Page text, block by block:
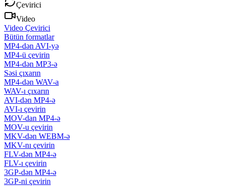
Çevirici
Video
Video Çevirici
Bütün formatlar
MP4-dən AVI-yə
MP4-ü çevirin
MP4-dən MP3-ə
Səsi çıxarın
MP4-dən WAV-a
WAV-ı çıxarın
AVI-dən MP4-ə
AVI-ı çevirin
MOV-dan MP4-ə
MOV-u çevirin
MKV-dən WEBM-ə
MKV-nı çevirin
FLV-dən MP4-ə
FLV-ı çevirin
3GP-dən MP4-ə
3GP-ni çevirin